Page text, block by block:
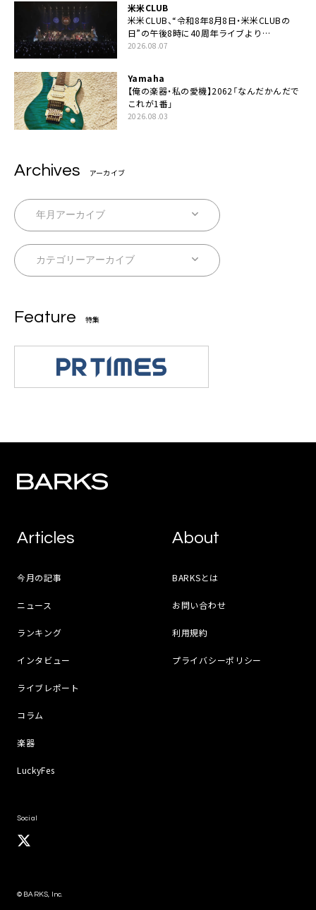
米米CLUB
米米CLUB、“令和8年8月8日・米米CLUBの
日”の午後8時に40周年ライブより
「FANtachy medley」を88年限定公開
2026.08.07
Yamaha
【俺の楽器・私の愛機】2062「なんだかんだで
これが1番」
2026.08.03
Archives アーカイブ
Feature 特集
Articles
今月の記事
ニュース
ランキング
インタビュー
ライブレポート
コラム
楽器
LuckyFes
About
BARKSとは
お問い合わせ
利用規約
プライバシーポリシー
Social
© BARKS, Inc.